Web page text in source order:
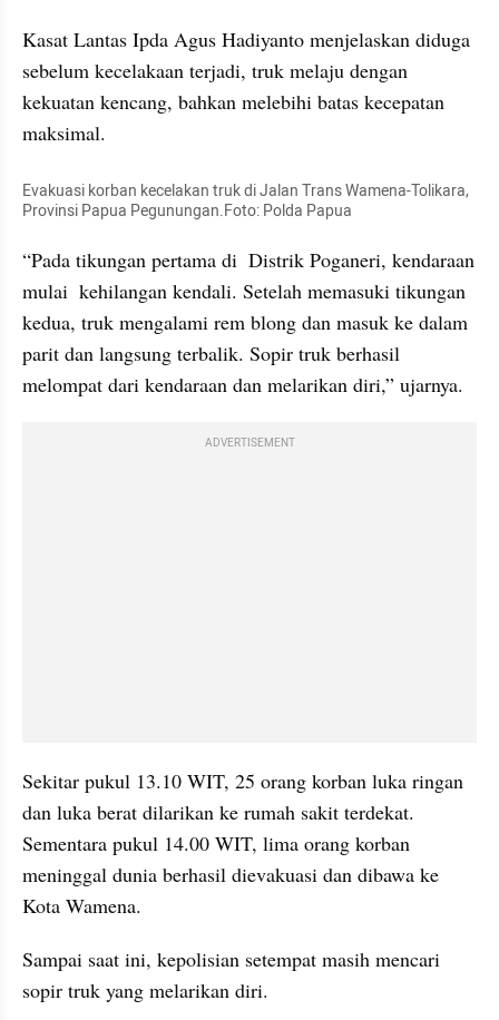
Kasat Lantas Ipda Agus Hadiyanto menjelaskan diduga
sebelum kecelakaan terjadi, truk melaju dengan
kekuatan kencang, bahkan melebihi batas kecepatan
maksimal.
Evakuasi korban kecelakan truk di Jalan Trans Wamena-Tolikara,
Provinsi Papua Pegunungan.Foto: Polda Papua
“Pada tikungan pertama di  Distrik Poganeri, kendaraan
mulai  kehilangan kendali. Setelah memasuki tikungan
kedua, truk mengalami rem blong dan masuk ke dalam
parit dan langsung terbalik. Sopir truk berhasil
melompat dari kendaraan dan melarikan diri,” ujarnya.
ADVERTISEMENT
Sekitar pukul 13.10 WIT, 25 orang korban luka ringan
dan luka berat dilarikan ke rumah sakit terdekat.
Sementara pukul 14.00 WIT, lima orang korban
meninggal dunia berhasil dievakuasi dan dibawa ke
Kota Wamena.
Sampai saat ini, kepolisian setempat masih mencari
sopir truk yang melarikan diri.